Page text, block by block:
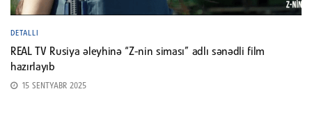
DETALLI
REAL TV Rusiya əleyhinə “Z-nin siması” adlı sənədli film
hazırlayıb
15 SENTYABR 2025